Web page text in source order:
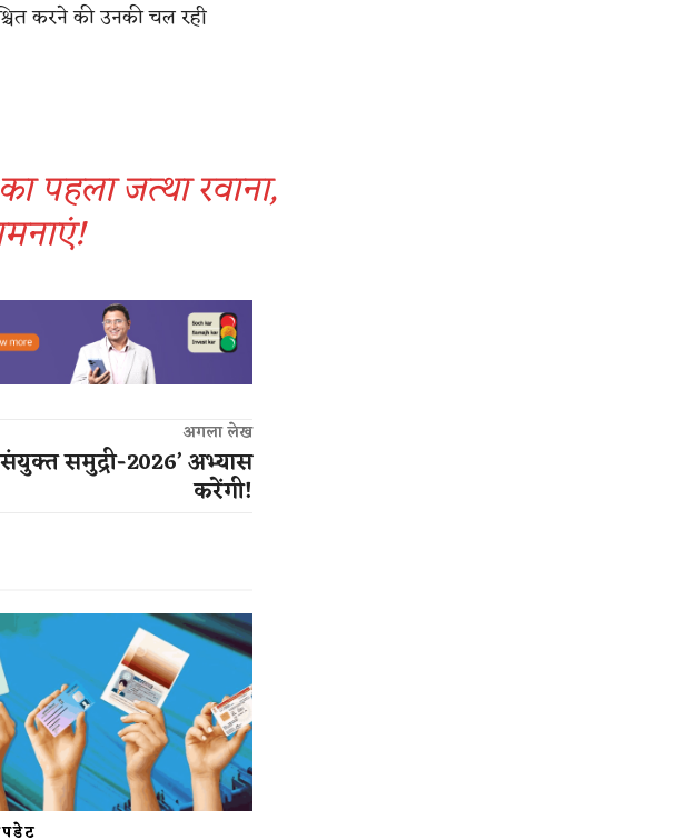
करने की उनकी चल रही
पहला जत्था रवाना,
अगला लेख
समुद्री-2026’ अभ्यास
करेंगी!